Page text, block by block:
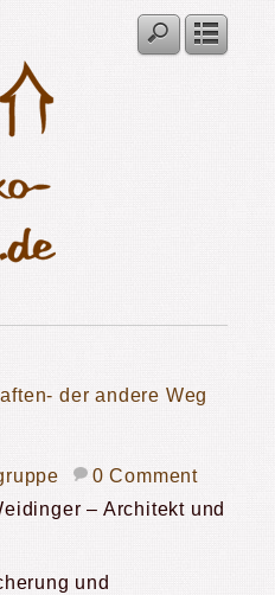
der andere Weg
0 Comment
– Architekt und
und